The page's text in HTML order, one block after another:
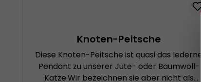
Knoten-Peitsche
Diese Knoten-Peitsche ist quasi das lederne
Pendant zu unserer Jute- oder Baumwoll-
Katze.Wir bezeichnen sie aber nicht als